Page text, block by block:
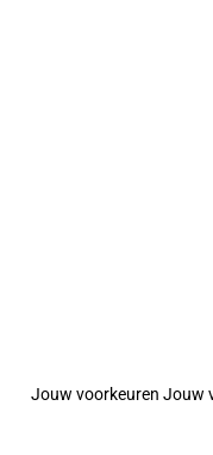
Jouw voorkeuren